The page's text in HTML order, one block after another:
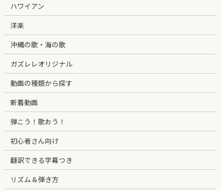
ハワイアン
洋楽
沖縄の歌・海の歌
ガズレレオリジナル
動画の種類から探す
新着動画
弾こう！歌おう！
初心者さん向け
翻訳できる字幕つき
リズム＆弾き方